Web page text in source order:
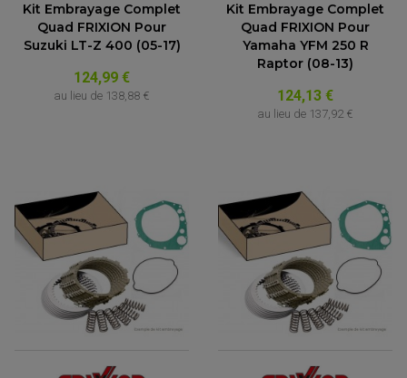
Kit Embrayage Complet
Quad FRIXION Pour
Suzuki LT-Z 400 (05-17)
124,99 €
au lieu de 138,88 €
Kit Embrayage Complet
Quad FRIXION Pour
Yamaha YFM 250 R
Raptor (08-13)
124,13 €
au lieu de 137,92 €